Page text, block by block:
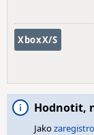
XboxX/S
Hodnotit,
Jako